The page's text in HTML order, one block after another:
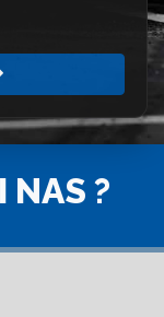
NAS ?